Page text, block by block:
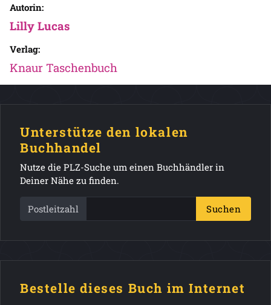
Autorin:
Lilly Lucas
Verlag:
Knaur Taschenbuch
Unterstütze den lokalen
Buchhandel
Nutze die PLZ-Suche um einen Buchhändler in
Deiner Nähe zu finden.
Postleitzahl Suchen
Bestelle dieses Buch im Internet